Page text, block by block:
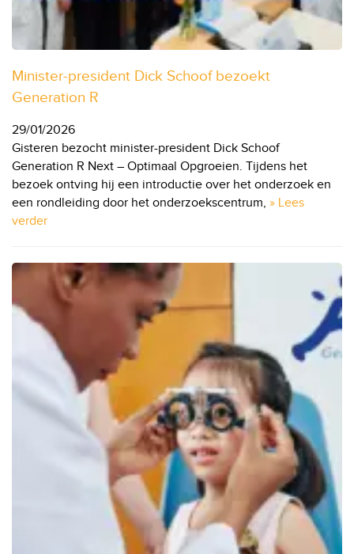
Minister-president Dick Schoof bezoekt
Generation R
29/01/2026
Gisteren bezocht minister-president Dick Schoof
Generation R Next – Optimaal Opgroeien. Tijdens het
bezoek ontving hij een introductie over het onderzoek en
een rondleiding door het onderzoekscentrum, » Lees
verder